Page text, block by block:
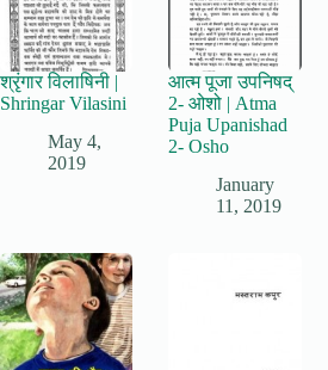
श्रृंगार विलाषिनी |
Shringar Vilasini
May 4,
2019
आत्म पूजा उपनिषद्
2- ओशो | Atma
Puja Upanishad
2- Osho
January
11, 2019